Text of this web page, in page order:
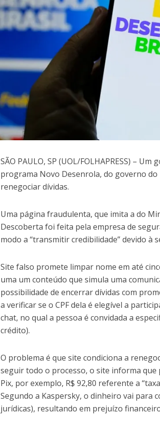
SÃO PAULO, SP (UOL/FOLHAPRESS) –
programa Novo Desenrola, do governo
renegociar dívidas.
Uma página fraudulenta, que imita a do
Descoberta foi feita pela empresa de
modo a “transmitir credibilidade” devido à
Site falso promete limpar nome em até
uma um conteúdo que simula uma
possibilidade de encerrar dívidas com
a verificar se o CPF dela é elegível a
chat, no qual a pessoa é convidada a
crédito).
O problema é que site condiciona a
seguir todo o processo, o site informa
Pix, por exemplo, R$ 92,80 referente a
Segundo a Kaspersky, o dinheiro vai para
jurídicas), resultando em prejuízo